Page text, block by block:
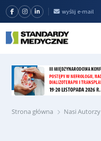
wyślij e-mail
Strona główna Nasi Autorzy